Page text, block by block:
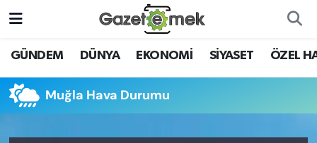
GÜNDEM DÜNYA EKONOMİ SİYASET ÖZEL
Muğla Hava Durumu
DÜNYA
EKONOMİ
Nöbetçi Eczaneler
Hava Durumu